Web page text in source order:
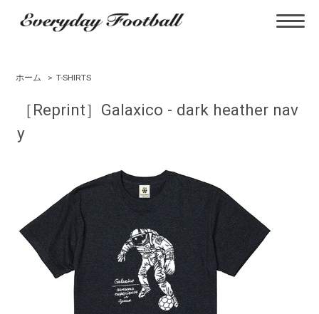
ホーム > T-SHIRTS
［Reprint］Galaxico - dark heather nav
y